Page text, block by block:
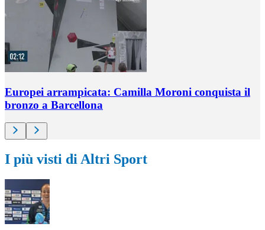
Europei arrampicata: Camilla Moroni conquista il
bronzo a Barcellona
I più visti di Altri Sport